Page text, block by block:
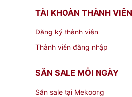
TÀI KHOÀN THÀNH VIÊN
Đăng ký thành viên
Thành viên đăng nhập
SĂN SALE MỖI NGÀY
Săn sale tại Mekoong